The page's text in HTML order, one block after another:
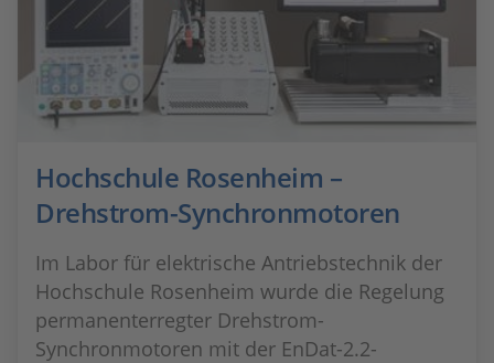
Hochschule Rosenheim –
Drehstrom-Synchronmotoren
Im Labor für elektrische Antriebstechnik der
Hochschule Rosenheim wurde die Regelung
permanenterregter Drehstrom-
Synchronmotoren mit der EnDat-2.2-